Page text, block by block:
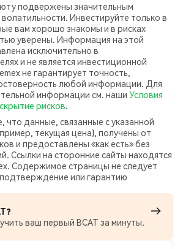
подвержены значительным
Инвестируйте только в
вам хорошо знакомы и в рисках
уверены. Информация на этой
исключительно в
и не является инвестиционной
не гарантирует точность,
любой информации. Для
информации см. наши Условия
рисков.
что данные, связанные с указанной
текущая цена), получены от
и предоставлены «как есть» без
Ссылки на сторонние сайты находятся
Содержимое страницы не следует
или гарантию
ваш первый BCAT за минуты.